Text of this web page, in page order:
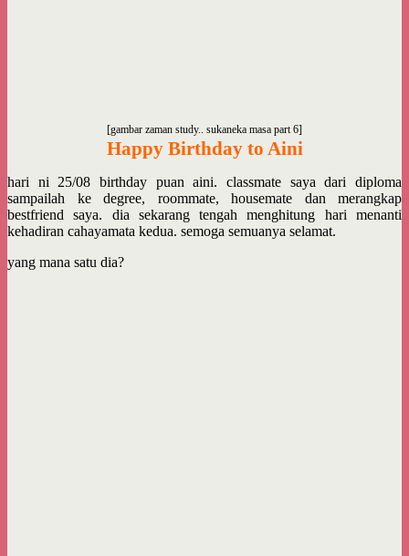
[gambar zaman study.. sukaneka masa part 6]
Happy Birthday to Aini
hari ni 25/08 birthday puan aini. classmate saya dari diploma
sampailah ke degree, roommate, housemate dan merangkap
bestfriend saya. dia sekarang tengah menghitung hari menanti
kehadiran cahayamata kedua. semoga semuanya selamat.
yang mana satu dia?